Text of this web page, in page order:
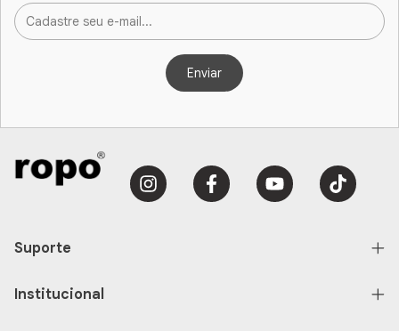
Suporte
Institucional